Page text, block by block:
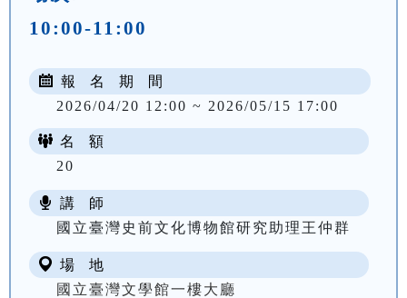
10:00-11:00
報 名 期 間
2026/04/20 12:00 ~ 2026/05/15 17:00
名 額
20
講 師
國立臺灣史前文化博物館研究助理王仲群
場 地
國立臺灣文學館一樓大廳